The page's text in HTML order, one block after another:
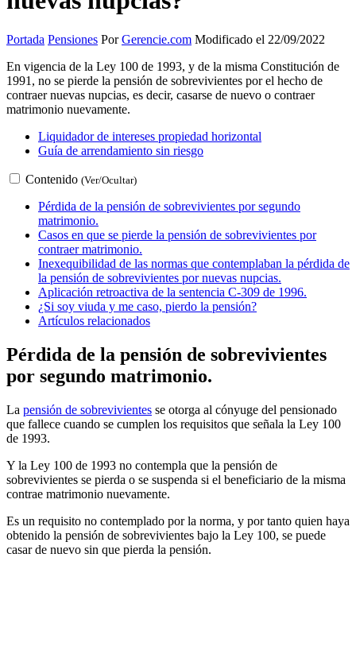
Portada Pensiones PorGerencie.com Modificado el 22/09/2022
En vigencia de la Ley 100 de 1993, y de la misma Constitución de
1991, no se pierde la pensión de sobrevivientes por el hecho de
contraer nuevas nupcias, es decir, casarse de nuevo o contraer
matrimonio nuevamente.
Liquidador de intereses propiedad horizontal
Guía de arrendamiento sin riesgo
Contenido (Ver/Ocultar)
Pérdida de la pensión de sobrevivientes por segundo
matrimonio.
Casos en que se pierde la pensión de sobrevivientes por
contraer matrimonio.
Inexequibilidad de las normas que contemplaban la pérdida de
la pensión de sobrevivientes por nuevas nupcias.
Aplicación retroactiva de la sentencia C-309 de 1996.
¿Si soy viuda y me caso, pierdo la pensión?
Artículos relacionados
Pérdida de la pensión de sobrevivientes
por segundo matrimonio.
La pensión de sobrevivientes se otorga al cónyuge del pensionado
que fallece cuando se cumplen los requisitos que señala la Ley 100
de 1993.
Y la Ley 100 de 1993 no contempla que la pensión de
sobrevivientes se pierda o se suspenda si el beneficiario de la misma
contrae matrimonio nuevamente.
Es un requisito no contemplado por la norma, y por tanto quien haya
obtenido la pensión de sobrevivientes bajo la Ley 100, se puede
casar de nuevo sin que pierda la pensión.